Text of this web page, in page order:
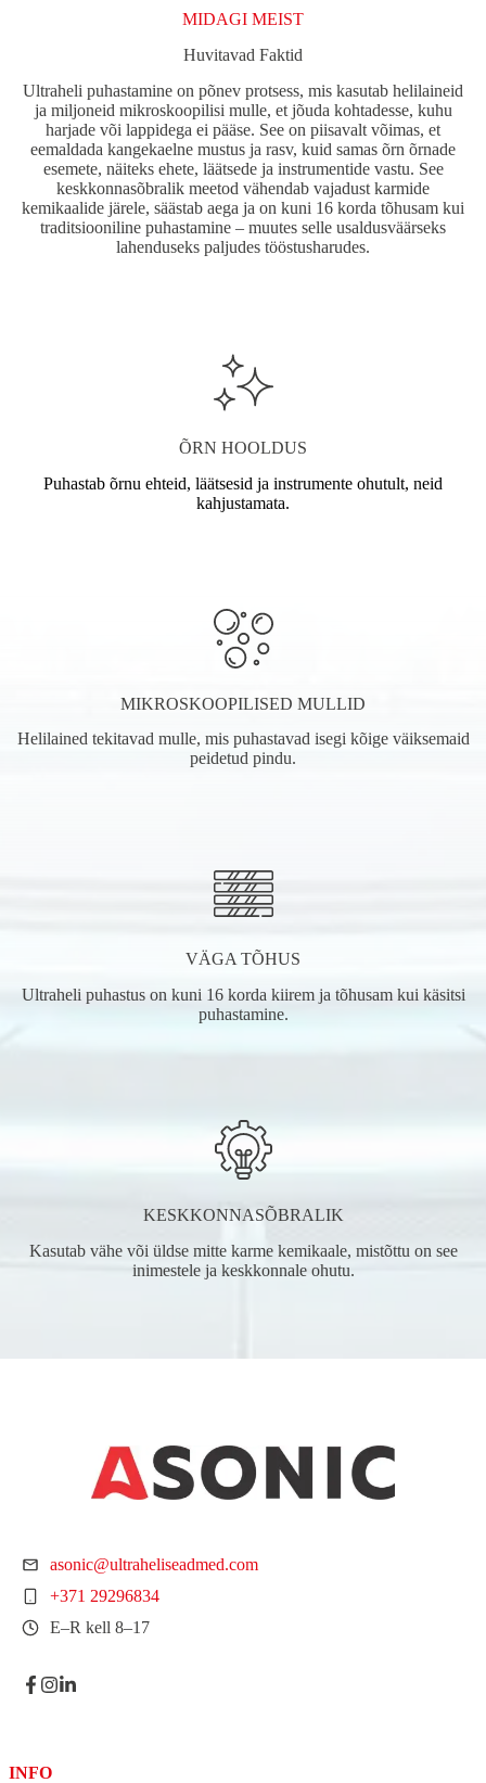
MIDAGI MEIST
Huvitavad Faktid
Ultraheli puhastamine on põnev protsess, mis kasutab helilaineid
ja miljoneid mikroskoopilisi mulle, et jõuda kohtadesse, kuhu
harjade või lappidega ei pääse. See on piisavalt võimas, et
eemaldada kangekaelne mustus ja rasv, kuid samas õrn õrnade
esemete, näiteks ehete, läätsede ja instrumentide vastu. See
keskkonnasõbralik meetod vähendab vajadust karmide
kemikaalide järele, säästab aega ja on kuni 16 korda tõhusam kui
traditsiooniline puhastamine – muutes selle usaldusväärseks
lahenduseks paljudes tööstusharudes.
ÕRN HOOLDUS
Puhastab õrnu ehteid, läätsesid ja instrumente ohutult, neid
kahjustamata.
MIKROSKOOPILISED MULLID
Helilained tekitavad mulle, mis puhastavad isegi kõige väiksemaid
peidetud pindu.
VÄGA TÕHUS
Ultraheli puhastus on kuni 16 korda kiirem ja tõhusam kui käsitsi
puhastamine.
KESKKONNASÕBRALIK
Kasutab vähe või üldse mitte karme kemikaale, mistõttu on see
inimestele ja keskkonnale ohutu.
asonic@ultraheliseadmed.com
+371 29296834
E–R kell 8–17
INFO